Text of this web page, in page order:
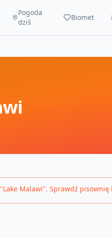
Pogoda
dziś
Biomet
Lake Malawi". Sprawdź pisownię